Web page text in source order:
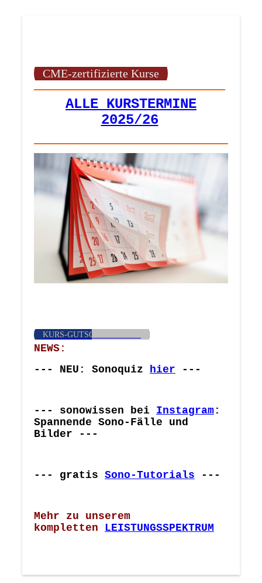
CME-zertifizierte Kurse
ALLE KURSTERMINE
2025/26
KURS-GUTSCHEINE HIER
NEWS:
--- NEU: Sonoquiz
hier ---
--- sonowissen bei Instagram:
Spannende Sono-Fälle und
Bilder ---
--- gratis Sono-Tutorials ---
Mehr zu unserem
kompletten LEISTUNGSSPEKTRUM